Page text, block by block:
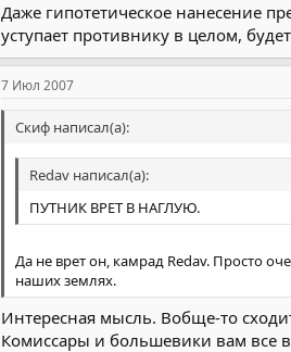
Даже гипотетическое нанесение
уступает противнику в целом,
7 Июл 2007
Скиф написал(а):
Redav написал(а):
ПУТНИК ВРЕТ В НАГЛУЮ.
Да не врет он, камрад Redav. Просто
наших землях.
Интересная мысль. Вобще-то
Комиссары и большевики вам все